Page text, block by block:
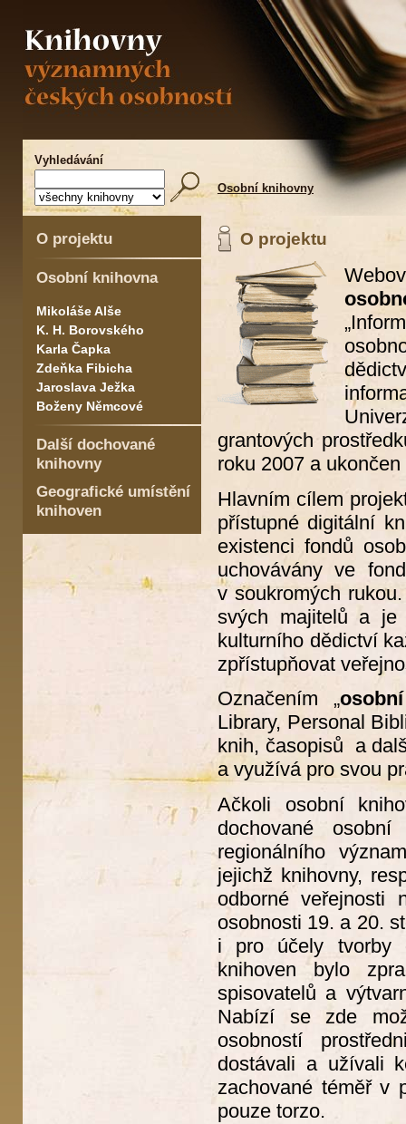
Vyhledávání
Osobní knihovny
O projektu
Osobní knihovna
Mikoláše Alše
K. H. Borovského
Karla Čapka
Zdeňka Fibicha
Jaroslava Ježka
Boženy Němcové
Další dochované
knihovny
Geografické umístění
knihoven
O projektu
grantových
roku 2007 a
Hlavním cílem
přístupné digitální
existenci fondů
uchovávány ve
v soukromých
svých majitelů a je
kulturního dědictví
zpřístupňovat
Označením „
Library, Personal
knih, časopisů a
a využívá pro svou
Ačkoli osobní
dochované
regionálního
jejichž knihovny,
odborné veřejnosti
osobnosti 19. a 20.
i pro účely tvorby
knihoven bylo
spisovatelů a
Nabízí se zde
osobností
dostávali a užívali
zachované téměř v
pouze torzo.